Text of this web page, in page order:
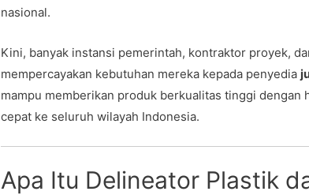
nasional.
Kini, banyak instansi pemerintah, kontraktor proyek,
mempercayakan kebutuhan mereka kepada penyedia
mampu memberikan produk berkualitas tinggi
cepat ke seluruh wilayah Indonesia.
Apa Itu Delineator Plastik